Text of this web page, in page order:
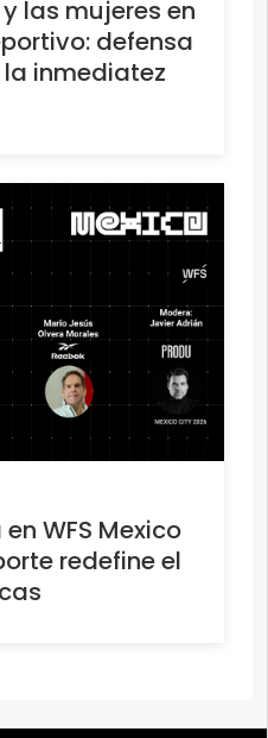
las mujeres en
defensa
inmediatez
WFS Mexico
redefine el